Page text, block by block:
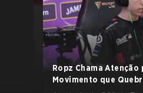
Ropz Chama Atenção
Movimento que